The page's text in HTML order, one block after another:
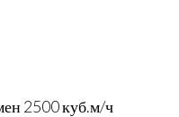
2500 куб.м/ч